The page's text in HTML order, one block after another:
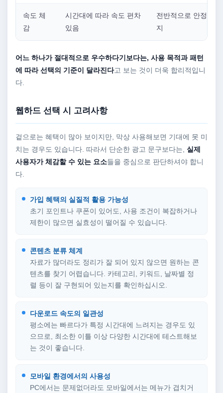
속도 체
감
시간대에 따라 속도 편차
있음
전반적으로 안정적인
지
어느 하나가 절대적으로 우수하다기보다는, 사용 목적과 패턴
에 따라 선택의 기준이 달라진다고 보는 것이 더욱 합리적입니
다.
웹하드 선택 시 고려사항
겉으로는 혜택이 많아 보이지만, 막상 사용해보면 기대에 못 미
치는 경우도 있습니다. 따라서 단순한 광고 문구보다는, 실제
사용자가 체감할 수 있는 요소들을 중심으로 판단하셔야 합니
다.
가입 혜택의 실질적 활용 가능성
초기 포인트나 쿠폰이 있어도, 사용 조건이 복잡하거나
제한이 많으면 실효성이 떨어질 수 있습니다.
콘텐츠 분류 체계
자료가 많더라도 정리가 잘 되어 있지 않으면 원하는 콘
텐츠를 찾기 어렵습니다. 카테고리, 키워드, 날짜별 정
렬 등이 잘 구현되어 있는지를 확인하십시오.
다운로드 속도의 일관성
평소에는 빠르다가 특정 시간대에 느려지는 경우도 있
으므로, 최소한 이틀 이상 다양한 시간대에 테스트해보
는 것이 좋습니다.
모바일 환경에서의 사용성
PC에서는 문제없더라도 모바일에서는 메뉴가 겹치거